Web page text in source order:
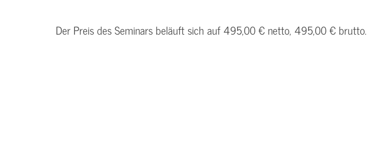
Der Preis des Seminars beläuft sich auf 495,00 € netto, 495,00 € brutto.